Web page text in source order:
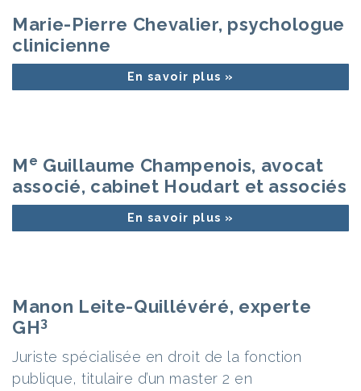
Marie-Pierre Chevalier, psychologue
clinicienne
En savoir plus »
M e Guillaume Champenois, avocat
associé, cabinet Houdart et associés
En savoir plus »
Manon Leite-Quillévéré, experte
GH3
Juriste spécialisée en droit de la fonction
publique, titulaire d’un master 2 en